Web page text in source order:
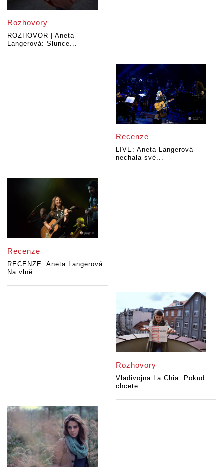
Rozhovory
ROZHOVOR | Aneta
Langerová: Slunce...
Recenze
LIVE: Aneta Langerová
nechala své...
Recenze
RECENZE: Aneta Langerová
Na vlně...
Rozhovory
Vladivojna La Chia: Pokud
chcete...